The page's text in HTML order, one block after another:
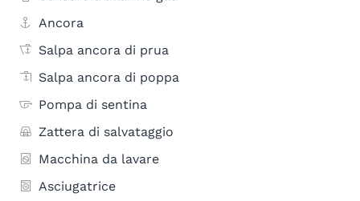
Ancora
Salpa ancora di prua
Salpa ancora di poppa
Pompa di sentina
Zattera di salvataggio
Macchina da lavare
Asciugatrice